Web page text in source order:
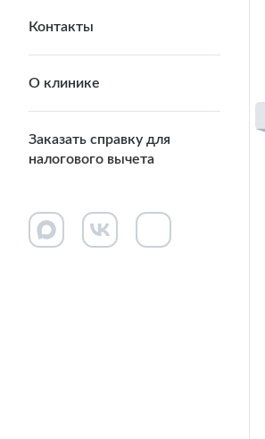
Контакты
О клинике
Заказать справку для
налогового вычета